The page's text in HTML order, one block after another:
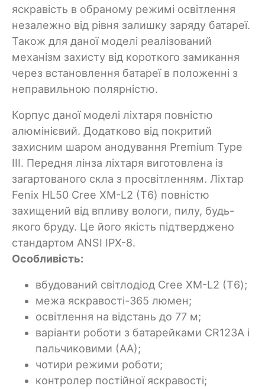
яскравість в обраному режимі освітлення
незалежно від рівня залишку заряду батареї.
Також для даної моделі реалізований
механізм захисту від короткого замикання
через встановлення батареї в положенні з
неправильною полярністю.
Корпус даної моделі ліхтаря повністю
алюмінієвий. Додатково від покритий
захисним шаром анодування Premium Type
III. Передня лінза ліхтаря виготовлена із
загартованого скла з просвітленням. Ліхтар
Fenix HL50 Cree XM-L2 (Т6) повністю
захищений від впливу вологи, пилу, будь-
якого бруду. Це його якість підтверджено
стандартом ANSI IPX-8.
Особливість:
вбудований світлодіод Cree XM-L2 (Т6);
межа яскравості-365 люмен;
освітлення на відстань до 77 м;
варіанти роботи з батарейками CR123A і
пальчиковими (АА);
чотири режими роботи;
контролер постійної яскравості;